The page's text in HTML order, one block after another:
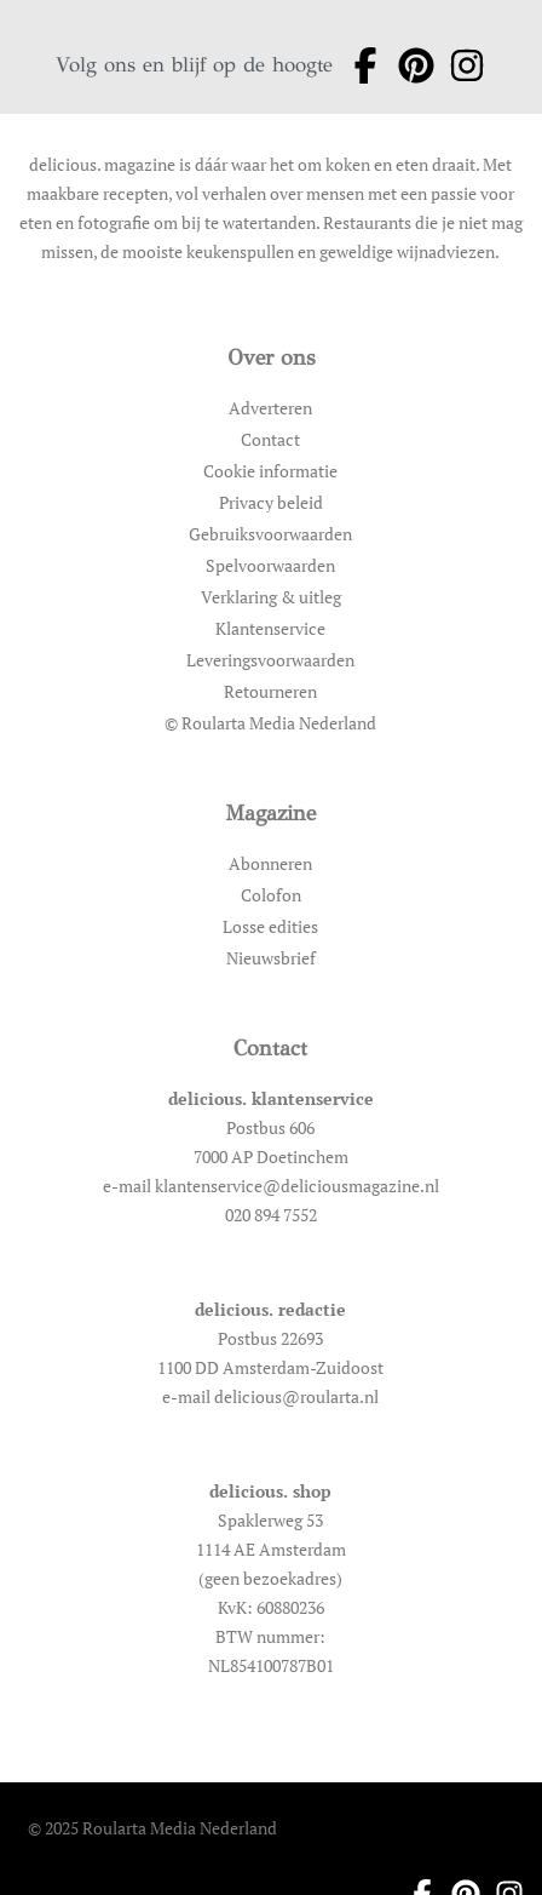
Volg ons en blijf op de hoogte
delicious. magazine is dáár waar het om koken en eten draait. Met
maakbare recepten, vol verhalen over mensen met een passie voor
eten en fotografie om bij te watertanden. Restaurants die je niet mag
missen, de mooiste keukenspullen en geweldige wijnadviezen.
Over ons
Adverteren
Contact
Cookie informatie
Privacy beleid
Gebruiksvoorwaarden
Spelvoorwaarden
Verklaring & uitleg
Klantenservice
Leveringsvoorwaarden
Retourneren
© Roularta Media Nederland
Magazine
Abonneren
Colofon
Losse edities
Nieuwsbrief
Contact
delicious. klantenservice
Postbus 606
7000 AP Doetinchem
e-mail klantenservice@deliciousmagazine.nl
020 894 7552
delicious. redactie
Postbus 22693
1100 DD Amsterdam-Zuidoost
e-mail delicious@roularta.nl
delicious. shop
Spaklerweg 53
1114 AE Amsterdam
(geen bezoekadres)
KvK: 60880236
BTW nummer:
NL854100787B01
© 2025 Roularta Media Nederland